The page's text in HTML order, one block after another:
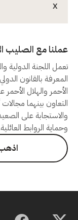
X
عملنا مع الصليب
تعمل اللجنة الدولية
المعرفة بالقانون
الأحمر والهلال
التعاون بينهما
والاستجابة على
وحماية الروابط